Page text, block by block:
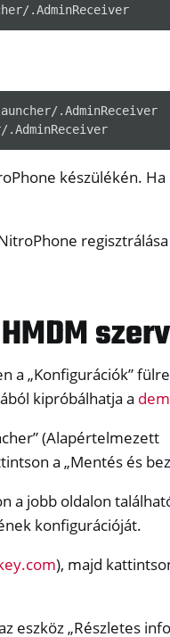
.AdminReceiver
készülékén.
a „Konfigurációk”
kipróbálhatja a
(Alapértelmezett
a „Mentés és
a jobb oldalon
konfigurációját.
), majd
eszköz „Részletes